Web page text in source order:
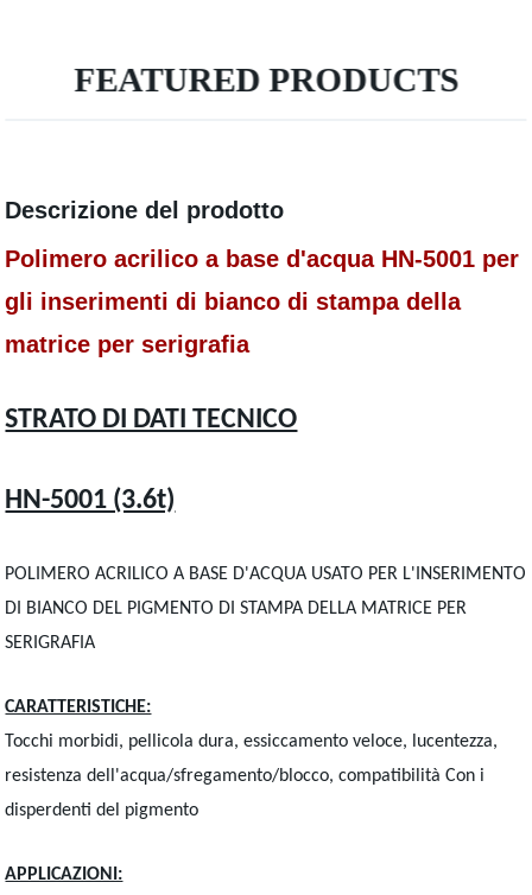
FEATURED PRODUCTS
Descrizione del prodotto
Polimero acrilico a base d'acqua HN-5001 per
gli inserimenti di bianco di stampa della
matrice per serigrafia
STRATO DI DATI TECNICO
HN-5001 (3.6t)
POLIMERO ACRILICO A BASE D'ACQUA USATO PER L'INSERIMENTO
DI BIANCO DEL PIGMENTO DI STAMPA DELLA MATRICE PER
SERIGRAFIA
CARATTERISTICHE:
Tocchi morbidi, pellicola dura, essiccamento veloce, lucentezza,
resistenza dell'acqua/sfregamento/blocco, compatibilità Con i
disperdenti del pigmento
APPLICAZIONI: